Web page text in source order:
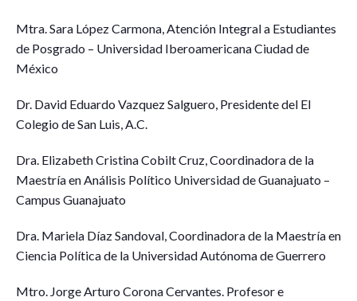
Mtra. Sara López Carmona, Atención Integral a Estudiantes
de Posgrado – Universidad Iberoamericana Ciudad de
México
Dr. David Eduardo Vazquez Salguero, Presidente del El
Colegio de San Luis, A.C.
Dra. Elizabeth Cristina Cobilt Cruz, Coordinadora de la
Maestría en Análisis Político Universidad de Guanajuato –
Campus Guanajuato
Dra. Mariela Díaz Sandoval, Coordinadora de la Maestría en
Ciencia Política de la Universidad Autónoma de Guerrero
Mtro. Jorge Arturo Corona Cervantes. Profesor e